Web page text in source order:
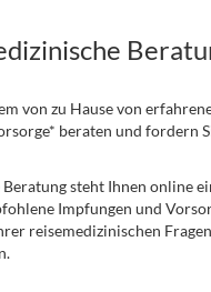
von zu Hause von
beraten und fordern
steht Ihnen online
Impfungen und
reisemedizinischen